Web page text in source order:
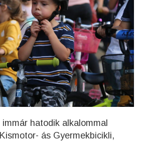
hatodik alkalommal
ás Gyermekbicikli,